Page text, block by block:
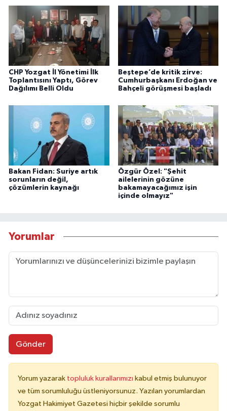
CHP Yozgat İl Yönetimi İlk
Toplantısını Yaptı, Görev
Dağılımı Belli Oldu
Beştepe’de kritik zirve:
Cumhurbaşkanı Erdoğan ve
Bahçeli görüşmesi başladı
Bakan Fidan: Suriye artık
sorunların değil,
çözümlerin kaynağı
Özgür Özel: "Şehit
ailelerinin gözüne
bakamayacağımız işin
içinde olmayız"
Yorumlar
Gönder
Yorum yazarak topluluk kurallarımızı kabul etmiş bulunuyor
ve tüm sorumluluğu üstleniyorsunuz. Yazılan yorumlardan
Yozgat Hakimiyet Gazetesi hiçbir şekilde sorumlu